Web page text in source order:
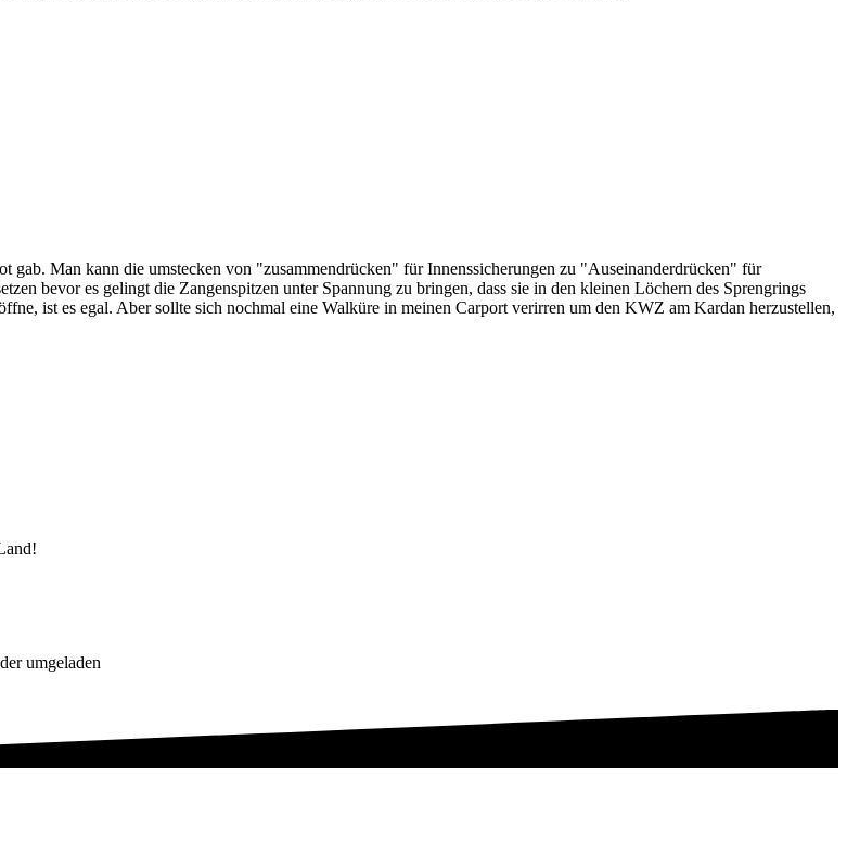
gab. Man kann die umstecken von "zusammendrücken" für Innenssicherungen zu "Auseinanderdrücken" für
bevor es gelingt die Zangenspitzen unter Spannung zu bringen, dass sie in den kleinen Löchern des Sprengrings
ist es egal. Aber sollte sich nochmal eine Walküre in meinen Carport verirren um den KWZ am Kardan herzustellen,
umgeladen